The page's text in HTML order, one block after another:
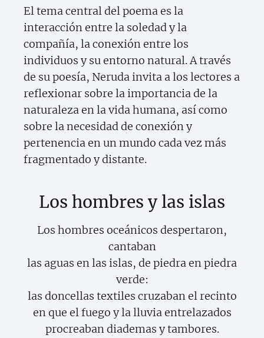
El tema central del poema es la
interacción entre la soledad y la
compañía, la conexión entre los
individuos y su entorno natural. A través
de su poesía, Neruda invita a los lectores a
reflexionar sobre la importancia de la
naturaleza en la vida humana, así como
sobre la necesidad de conexión y
pertenencia en un mundo cada vez más
fragmentado y distante.
Los hombres y las islas
Los hombres oceánicos despertaron,
cantaban
las aguas en las islas, de piedra en piedra
verde:
las doncellas textiles cruzaban el recinto
en que el fuego y la lluvia entrelazados
procreaban diademas y tambores.